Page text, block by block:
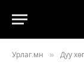
Урлаг.мн » Дуу